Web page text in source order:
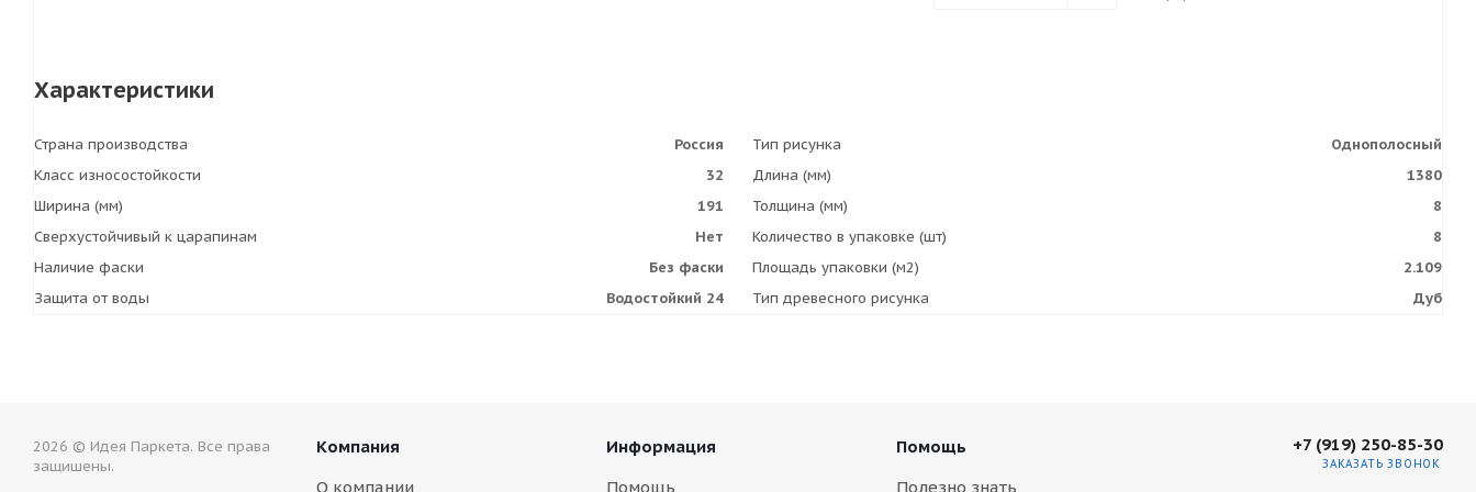
Характеристики
Страна производства Россия Тип рисунка
Однополосный
Класс износостойкости
32 Длина (мм)
1380
Ширина (мм)
191 Толщина (мм)
8
Сверхустойчивый к царапинам
Нет Количество в упаковке (шт)
8
Наличие фаски
Без фаски Площадь упаковки (м2)
2.109
Защита от воды
Водостойкий 24 Тип древесного рисунка Дуб
2026 © Идея Паркета. Все права
защишены.
Компания
О компании
Информация
Помощь
Помощь
Полезно знать
+7 (919) 250-85-30
ЗАКАЗАТЬ ЗВОНОК